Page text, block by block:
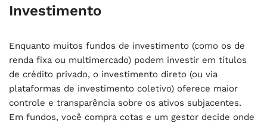
Investimento
Enquanto muitos fundos de investimento (como os de
renda fixa ou multimercado) podem investir em títulos
de crédito privado, o investimento direto (ou via
plataformas de investimento coletivo) oferece maior
controle e transparência sobre os ativos subjacentes.
Em fundos, você compra cotas e um gestor decide onde